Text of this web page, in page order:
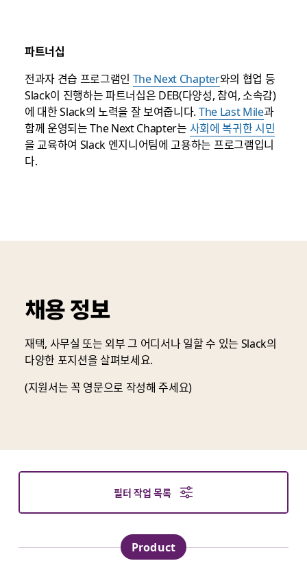
파트너십
전과자 견습 프로그램인 The Next Chapter와의 협업 등
Slack이 진행하는 파트너십은 DEB(다양성, 참여, 소속감)
에 대한 Slack의 노력을 잘 보여줍니다. The Last Mile과
함께 운영되는 The Next Chapter는 사회에 복귀한 시민
을 교육하여 Slack 엔지니어팀에 고용하는 프로그램입니
다.
채용 정보
재택, 사무실 또는 외부 그 어디서나 일할 수 있는 Slack의
다양한 포지션을 살펴보세요.
(지원서는 꼭 영문으로 작성해 주세요)
필터 작업 목록
Product